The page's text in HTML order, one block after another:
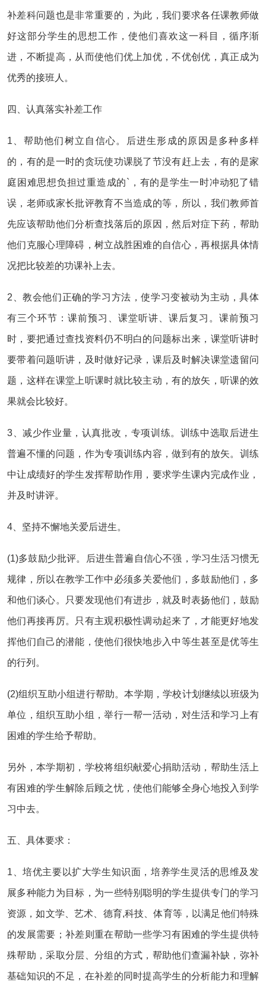
补差科问题也是非常重要的，为此，我们要求各任课教师做
好这部分学生的思想工作，使他们喜欢这一科目，循序渐
进，不断提高，从而使他们优上加优，不优创优，真正成为
优秀的接班人。
四、认真落实补差工作
1、帮助他们树立自信心。后进生形成的原因是多种多样
的，有的是一时的贪玩使功课脱了节没有赶上去，有的是家
庭困难思想负担过重造成的`，有的是学生一时冲动犯了错
误，老师或家长批评教育不当造成的等，所以，我们教师首
先应该帮助他们分析查找落后的原因，然后对症下药，帮助
他们克服心理障碍，树立战胜困难的自信心，再根据具体情
况把比较差的功课补上去。
2、教会他们正确的学习方法，使学习变被动为主动，具体
有三个环节：课前预习、课堂听讲、课后复习。课前预习
时，要把通过查找资料仍不明白的问题标出来，课堂听讲时
要带着问题听讲，及时做好记录，课后及时解决课堂遗留问
题，这样在课堂上听课时就比较主动，有的放矢，听课的效
果就会比较好。
3、减少作业量，认真批改，专项训练。训练中选取后进生
普遍不懂的问题，作为专项训练内容，做到有的放矢。训练
中让成绩好的学生发挥帮助作用，要求学生课内完成作业，
并及时讲评。
4、坚持不懈地关爱后进生。
(1)多鼓励少批评。后进生普遍自信心不强，学习生活习惯无
规律，所以在教学工作中必须多关爱他们，多鼓励他们，多
和他们谈心。只要发现他们有进步，就及时表扬他们，鼓励
他们再接再厉。只有主观积极性调动起来了，才能更好地发
挥他们自己的潜能，使他们很快地步入中等生甚至是优等生
的行列。
(2)组织互助小组进行帮助。本学期，学校计划继续以班级为
单位，组织互助小组，举行一帮一活动，对生活和学习上有
困难的学生给予帮助。
另外，本学期初，学校将组织献爱心捐助活动，帮助生活上
有困难的学生解除后顾之忧，使他们能够全身心地投入到学
习中去。
五、具体要求：
1、培优主要以扩大学生知识面，培养学生灵活的思维及发
展多种能力为目标，为一些特别聪明的学生提供专门的学习
资源，如文学、艺术、德育,科技、体育等，以满足他们特殊
的发展需要；补差则重在帮助一些学习有困难的学生提供特
殊帮助，采取分层、分组的方式，帮助他们查漏补缺，弥补
基础知识的不足，在补差的同时提高学生的分析能力和理解